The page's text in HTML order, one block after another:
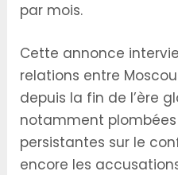
par mois.
Cette annonce
relations entre
depuis la fin de l’ère
notamment
persistantes sur le
encore les